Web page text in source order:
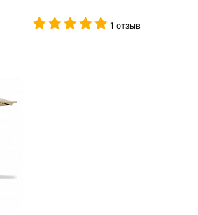
1 отзыв